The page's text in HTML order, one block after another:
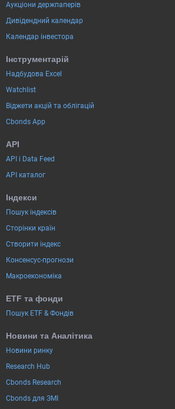
Аукціони держпаперів
Дивідендний календар
Календар інвестора
Інструментарій
Надбудова Excel
Watchlist
Віджети акцій та облігацій
Cbonds App
API
API і Data Feed
API каталог
Індекси
Пошук індексів
Сторінки країн
Створити індекс
Консенсус-прогнози
Макроекономіка
ETF та фонди
Пошук ETF & Фондів
Новини та Аналітика
Новини ринку
Research Hub
Cbonds Research
Cbonds для ЗМІ